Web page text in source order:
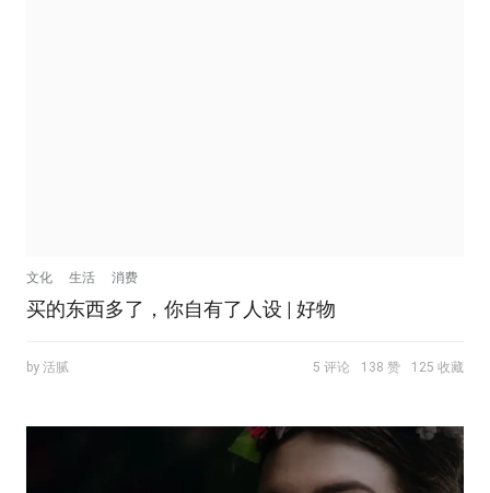
文化 生活 消费
买的东西多了，你自有了人设 | 好物
by 活腻 5 评论 138 赞 125 收藏